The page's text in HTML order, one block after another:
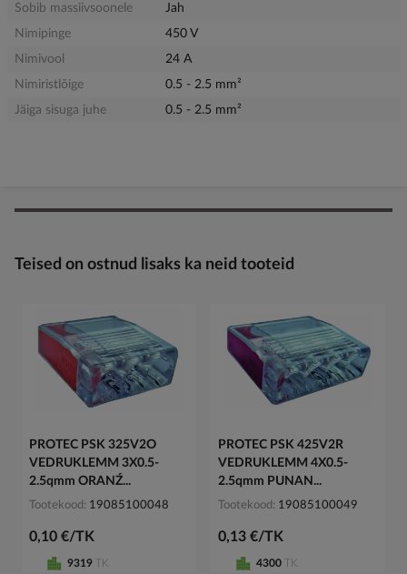
Sobib massiivsoonele
Jah
Nimipinge
450 V
Nimivool
24 A
Nimiristlõige
0.5 - 2.5 mm²
Jäiga sisuga juhe
0.5 - 2.5 mm²
Teised on ostnud lisaks ka neid tooteid
PROTEC PSK 325V2O
VEDRUKLEMM 3X0.5-
2.5qmm ORANŹ...
Tootekood 19085100048
0,10 €/TK
9319 TK
PROTEC PSK 425V2R
VEDRUKLEMM 4X0.5-
2.5qmm PUNAN...
Tootekood 19085100049
0,13 €/TK
4300 TK